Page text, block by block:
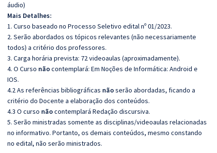
áudio)
Mais Detalhes:
1. Curso baseado no Processo Seletivo edital nº 01/2023.
2. Serão abordados os tópicos relevantes (não necessariamente
todos) a critério dos professores.
3. Carga horária prevista: 72 videoaulas (aproximadamente).
4. O Curso nãocontemplará: Em Noções de Informática: Android e
IOS.
4.2 As referências bibliográficas nãoserão abordadas, ficando a
critério do Docente a elaboração dos conteúdos.
4.3 O curso nãocontemplará Redação discursiva.
5. Serão ministradas somente as disciplinas/videoaulas relacionadas
no informativo. Portanto, os demais conteúdos, mesmo constando
no edital, não serão ministrados.